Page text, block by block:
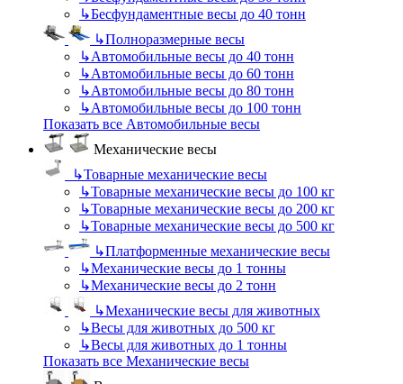
↳Бесфундаментные весы до 40 тонн
↳Полноразмерные весы
↳Автомобильные весы до 40 тонн
↳Автомобильные весы до 60 тонн
↳Автомобильные весы до 80 тонн
↳Автомобильные весы до 100 тонн
Показать все Автомобильные весы
Механические весы
↳Товарные механические весы
↳Товарные механические весы до 100 кг
↳Товарные механические весы до 200 кг
↳Товарные механические весы до 500 кг
↳Платформенные механические весы
↳Механические весы до 1 тонны
↳Механические весы до 2 тонн
↳Механические весы для животных
↳Весы для животных до 500 кг
↳Весы для животных до 1 тонны
Показать все Механические весы